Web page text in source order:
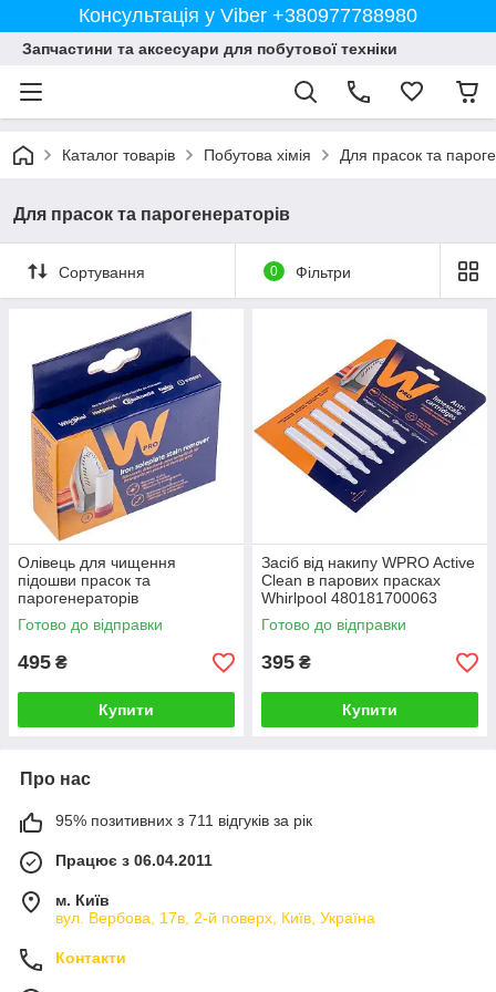
Консультація у Viber +380977788980
Запчастини та аксесуари для побутової техніки
Каталог товарів Побутова хімія Для прасок та
Для прасок та парогенераторів
Сортування 0 Фільтри
Олівець для чищення
підошви прасок та
парогенераторів
484000008406 (2 шт.) Wpro
Готово до відправки
495 ₴
Купити
Засіб від накипу WPRO Active
Clean в парових прасках
Whirlpool 480181700063
Готово до відправки
395 ₴
Купити
Про нас
95% позитивних з 711 відгуків за рік
Працює з 06.04.2011
м. Київ
вул. Вербова, 17в, 2-й поверх, Київ, Україна
Контакти